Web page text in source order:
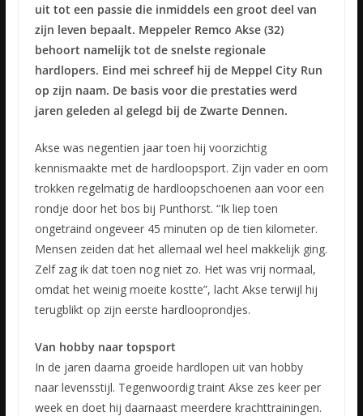
uit tot een passie die inmiddels een groot deel van
zijn leven bepaalt. Meppeler Remco Akse (32)
behoort namelijk tot de snelste regionale
hardlopers. Eind mei schreef hij de Meppel City Run
op zijn naam. De basis voor die prestaties werd
jaren geleden al gelegd bij de Zwarte Dennen.
Akse was negentien jaar toen hij voorzichtig
kennismaakte met de hardloopsport. Zijn vader en oom
trokken regelmatig de hardloopschoenen aan voor een
rondje door het bos bij Punthorst. “Ik liep toen
ongetraind ongeveer 45 minuten op de tien kilometer.
Mensen zeiden dat het allemaal wel heel makkelijk ging.
Zelf zag ik dat toen nog niet zo. Het was vrij normaal,
omdat het weinig moeite kostte”, lacht Akse terwijl hij
terugblikt op zijn eerste hardlooprondjes.
Van hobby naar topsport
In de jaren daarna groeide hardlopen uit van hobby
naar levensstijl. Tegenwoordig traint Akse zes keer per
week en doet hij daarnaast meerdere krachttrainingen.